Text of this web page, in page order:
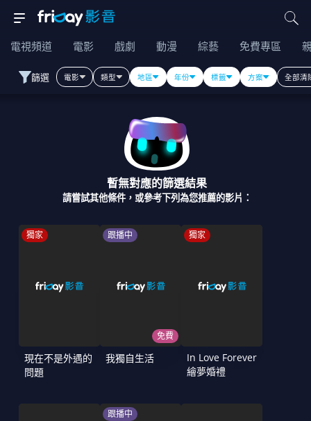
電視頻道 電影 戲劇 動漫 綜藝 免費專區
篩選 電影 類型 地區 年份 標籤 方案 全部清
暫無對應的篩選結果
請嘗試其他條件，或參考下列為您推薦的影片：
獨家
現在不是外遇的
問題
跟播中
免費
我獨自生活
獨家
In Love Forever
繪夢婚禮
跟播中